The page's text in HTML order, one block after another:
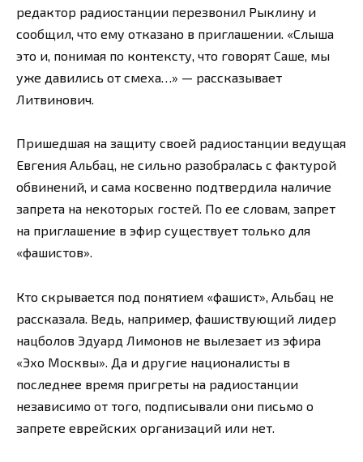
редактор радиостанции перезвонил Рыклину и
сообщил, что ему отказано в приглашении. «Слыша
это и, понимая по контексту, что говорят Саше, мы
уже давились от смеха…» — рассказывает
Литвинович.
Пришедшая на защиту своей радиостанции ведущая
Евгения Альбац, не сильно разобралась с фактурой
обвинений, и сама косвенно подтвердила наличие
запрета на некоторых гостей. По ее словам, запрет
на приглашение в эфир существует только для
«фашистов».
Кто скрывается под понятием «фашист», Альбац не
рассказала. Ведь, например, фашиствующий лидер
нацболов Эдуард Лимонов не вылезает из эфира
«Эхо Москвы». Да и другие националисты в
последнее время пригреты на радиостанции
независимо от того, подписывали они письмо о
запрете еврейских организаций или нет.